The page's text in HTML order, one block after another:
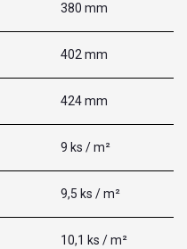
380 mm
402 mm
424 mm
9 ks / m²
9,5 ks / m²
10,1 ks / m²